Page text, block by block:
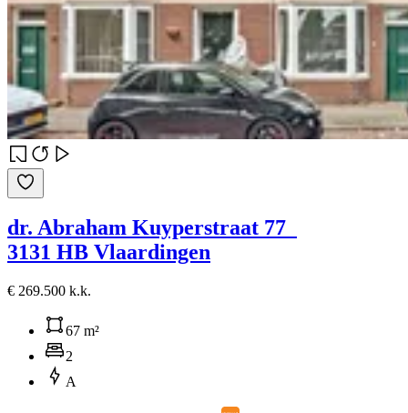
dr. Abraham Kuyperstraat 77
3131 HB Vlaardingen
€ 269.500 k.k.
67 m²
2
A